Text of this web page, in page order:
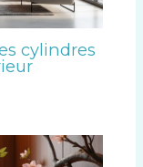
cylindres